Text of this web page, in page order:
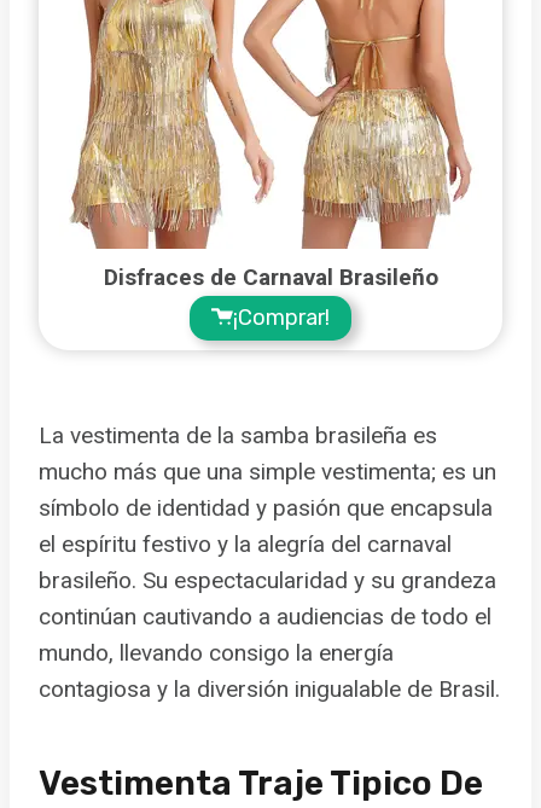
Disfraces de Carnaval Brasileño
¡Comprar!
La vestimenta de la samba brasileña es
mucho más que una simple vestimenta; es un
símbolo de identidad y pasión que encapsula
el espíritu festivo y la alegría del carnaval
brasileño. Su espectacularidad y su grandeza
continúan cautivando a audiencias de todo el
mundo, llevando consigo la energía
contagiosa y la diversión inigualable de Brasil.
Vestimenta Traje Tipico De